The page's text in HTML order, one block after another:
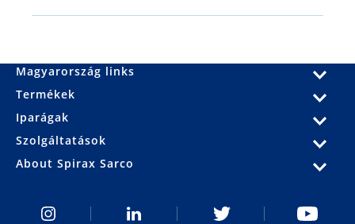
Magyarország links
Termékek
Iparágak
Szolgáltatások
About Spirax Sarco